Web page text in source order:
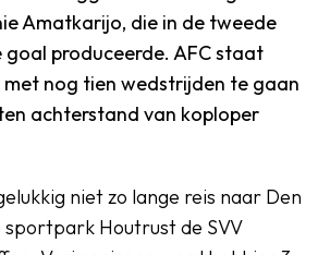
Amatkarijo, die in de tweede
produceerde. AFC staat
nog tien wedstrijden te gaan
achterstand van koploper
niet zo lange reis naar Den
sportpark Houtrust de SVV